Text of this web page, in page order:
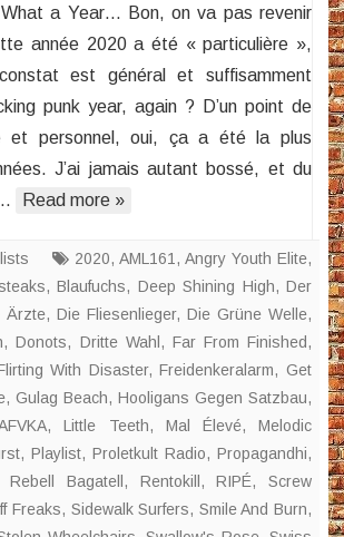
a Year… Bon, on va pas revenir
année 2020 a été « particulière »,
est général et suffisamment
punk year, again ? D’un point de
et personnel, oui, ça a été la plus
J’ai jamais autant bossé, et du
Read more »
2020, AML161 , Angry Youth Elite,
, Blaufuchs, Deep Shining High, Der
Ärzte, Die Fliesenlieger, Die Grüne Welle,
,Donots, Dritte Wahl, Far From Finished,
With Disaster,Freidenkeralarm,Get
, Gulag Beach, Hooligans Gegen Satzbau,
,Little Teeth, Mal Élevé,Melodic
, Playlist, Proletkult Radio, Propagandhi,
Rebell Bagatell, Rentokill,RIPÉ,Screw
Freaks, Sidewalk Surfers, Smile And Burn,